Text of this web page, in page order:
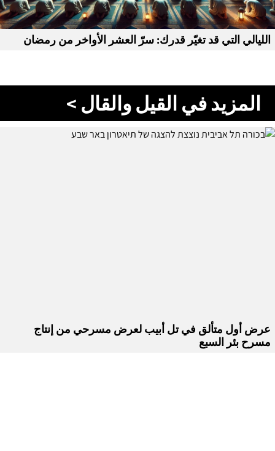
الليالي التي قد تغيّر قدرك: سرّ العشر الأواخر من رمضان
المزيد في القيل والقال >
عرض أول متألق في تل أبيب لعرض مسرحي من إنتاج
مسرح بئر السبع